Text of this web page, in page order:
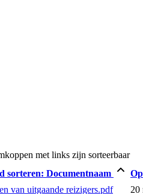
met links zijn sorteerbaar
sorteren: Documentnaam
van uitgaande reizigers.pdf 20